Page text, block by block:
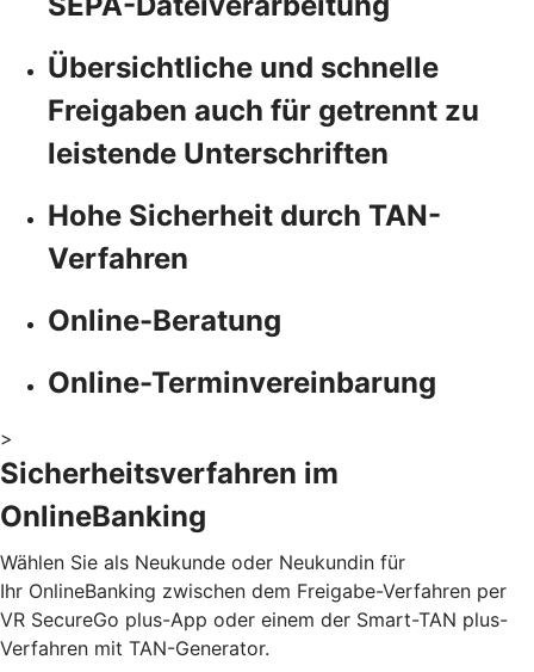
Übersichtliche und schnelle
Freigaben auch für getrennt zu
leistende Unterschriften
Hohe Sicherheit durch TAN-
Verfahren
Online-Beratung
Online-Terminvereinbarung
>
Sicherheitsverfahren im
OnlineBanking
Wählen Sie als Neukunde oder Neukundin für
Ihr OnlineBanking zwischen dem Freigabe-Verfahren per
VR SecureGo plus-App oder einem der Smart-TAN plus-
Verfahren mit TAN-Generator.